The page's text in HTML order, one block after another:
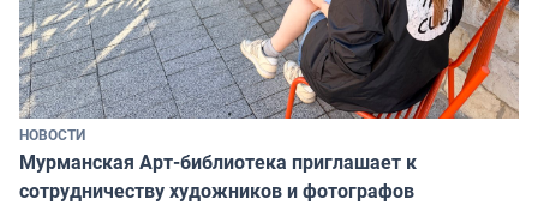
НОВОСТИ
Мурманская Арт-библиотека приглашает к
сотрудничеству художников и фотографов